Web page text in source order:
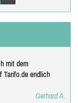
mit dem
Tarifo.de endlich
Gerhard A.